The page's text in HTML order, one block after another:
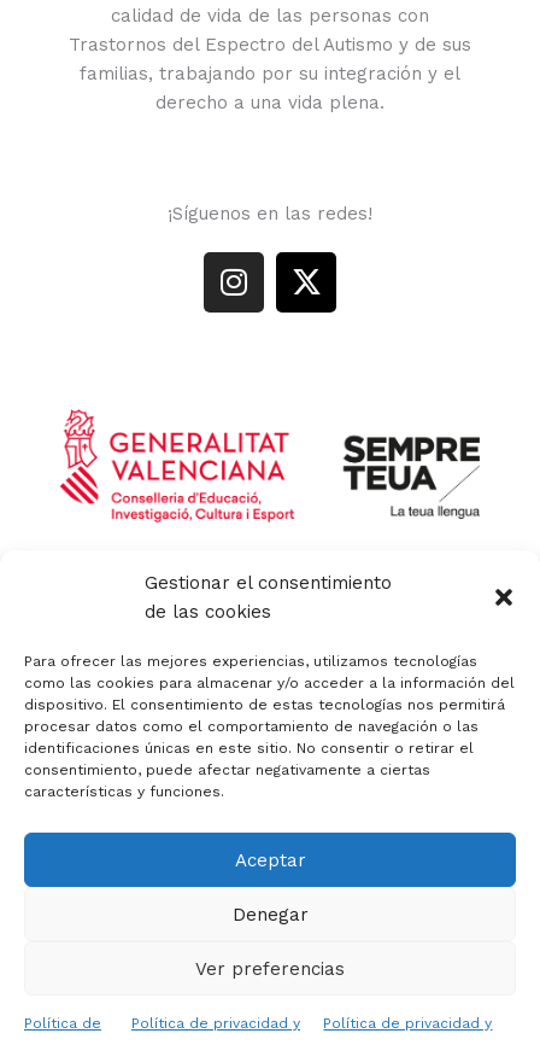
Gestionar el consentimiento
de las cookies
Para ofrecer las mejores experiencias, utilizamos tecnologías
como las cookies para almacenar y/o acceder a la información del
dispositivo. El consentimiento de estas tecnologías nos permitirá
procesar datos como el comportamiento de navegación o las
identificaciones únicas en este sitio. No consentir o retirar el
consentimiento, puede afectar negativamente a ciertas
características y funciones.
Aceptar
Denegar
Ver preferencias
Política de Política de privacidad y Política de privacidad y
calidad de vida de las personas con
Trastornos del Espectro del Autismo y de sus
familias, trabajando por su integración y el
derecho a una vida plena.
¡Síguenos en las redes!
I
n
r
a
m
X
-
Política de calidad
Política de cookies
Política de cookies (UE)
Canal de denuncias
Código Ético
Copyright © 2026 APACV | Asociación Padres Autismo
Español Valenciano